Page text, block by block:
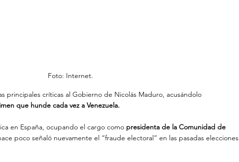
Foto: Internet.
principales críticas al Gobierno de Nicolás Maduro, acusándolo
que hunde cada vez a Venezuela.
en España, ocupando el cargo como presidenta de la Comunidad de
poco señaló nuevamente el “fraude electoral” en las pasadas elecciones